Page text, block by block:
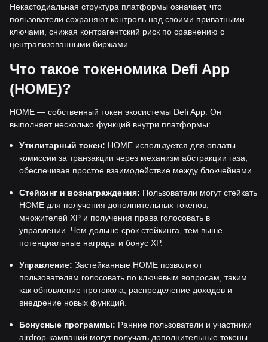
Некастодиальная структура платформы означает, что
пользователи сохраняют контроль над своими приватными
ключами, снижая контрагентский риск по сравнению с
централизованными биржами.
Что такое токеномика Defi App
(HOME)?
HOME — собственный токен экосистемы Defi App. Он
выполняет несколько функций внутри платформы:
Утилитарный токен: HOME используется для оплаты
комиссии за транзакции через механизм абстракции газа,
обеспечивая простое взаимодействие между блокчейнами.
Стейкинг и вознаграждения: Пользователи могут стейкать
HOME для получения дополнительных токенов,
множителей XP и получения права голосовать в
управлении. Чем дольше срок стейкинга, тем выше
потенциальные награды и бонус XP.
Управление: Застейканные HOME позволяют
пользователям голосовать по ключевым вопросам, таким
как обновление протокола, распределение доходов и
внедрение новых функций.
Бонусные программы: Ранние пользователи и участники
airdrop-кампаний могут получать дополнительные токены